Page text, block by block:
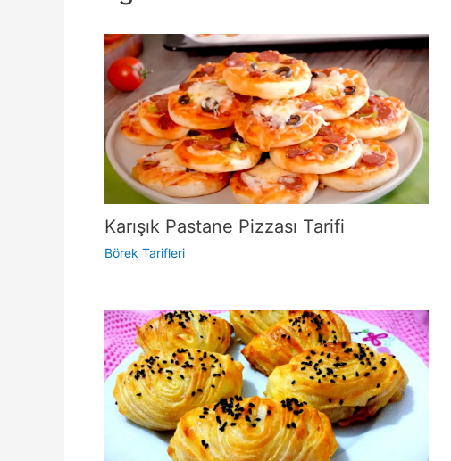
Karışık Pastane Pizzası Tarifi
Börek Tarifleri